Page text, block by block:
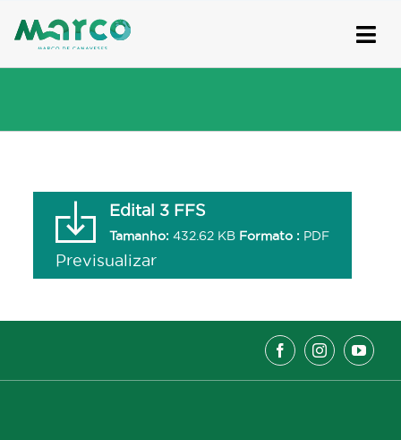
to
Edital 3 FFS
Tamanho: 432.62 KB Formato : PDF
Previsualizar